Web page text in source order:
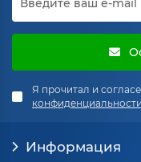
Я прочитал и
конфиденциальности
Информация